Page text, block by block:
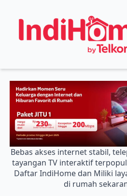
Bebas akses internet stabil,
tayangan TV interaktif
Daftar IndiHome dan Miliki
di rumah